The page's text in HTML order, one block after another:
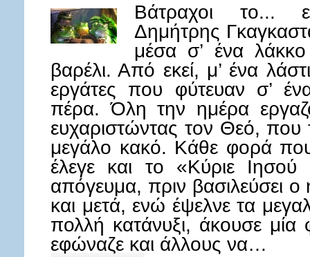
Βάτραχοι το...
Δημήτρης
μέσα σ’ ένα
βαρέλι. Από εκεί, μ’ ένα
εργάτες που φύτευαν σ’
πέρα. Όλη την ημέρα
ευχαριστώντας τον Θεό, που
μεγάλο κακό. Κάθε φορά
έλεγε και το «Κύριε
απόγευμα, πριν βασιλεύσει
και μετά, ενώ έψελνε τα
πολλή κατάνυξι, άκουσε
εφώναζε και άλλους να…